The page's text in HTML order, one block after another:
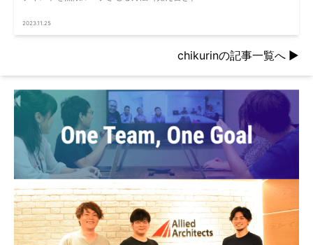
2023.11.25
chikurinの記事一覧へ ▶︎